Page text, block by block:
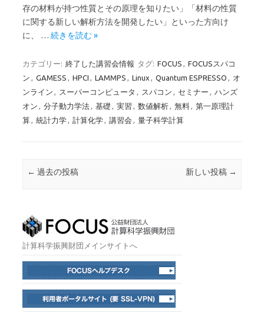
存の材料が持つ性質とその原理を知りたい」「材料の性質
に関する新しい解析方法を開発したい」といった方向け
に、 … 続きを読む »
カテゴリー: 終了した講習会情報 タグ: FOCUS , FOCUSスパコ
ン , GAMESS , HPCI , LAMMPS , Linux , Quantum ESPRESSO , オ
ンライン , スーパーコンピュータ , スパコン , セミナー , ハンズ
オン , 分子動力学法, 基礎 , 実習 , 数値解析, 無料, 第一原理計
算, 統計力学, 計算化学, 講習会 , 量子科学計算
投稿ナビゲーション
← 過去の投稿 新しい投稿 →
計算科学振興財団メインサイトへ